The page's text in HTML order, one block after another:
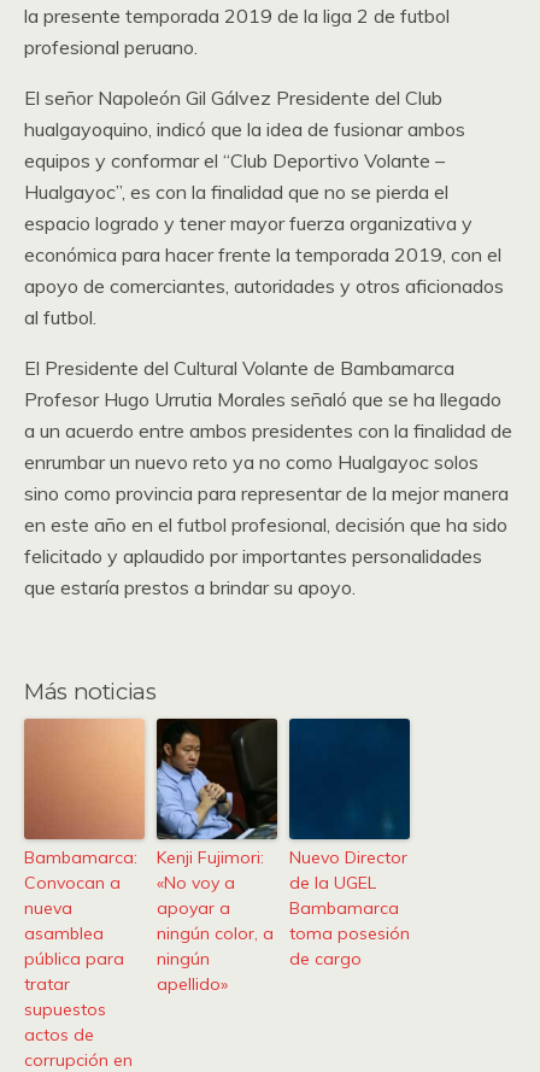
la presente temporada 2019 de la liga 2 de futbol
profesional peruano.
El señor Napoleón Gil Gálvez Presidente del Club
hualgayoquino, indicó que la idea de fusionar ambos
equipos y conformar el “Club Deportivo Volante –
Hualgayoc”, es con la finalidad que no se pierda el
espacio logrado y tener mayor fuerza organizativa y
económica para hacer frente la temporada 2019, con el
apoyo de comerciantes, autoridades y otros aficionados
al futbol.
El Presidente del Cultural Volante de Bambamarca
Profesor Hugo Urrutia Morales señaló que se ha llegado
a un acuerdo entre ambos presidentes con la finalidad de
enrumbar un nuevo reto ya no como Hualgayoc solos
sino como provincia para representar de la mejor manera
en este año en el futbol profesional, decisión que ha sido
felicitado y aplaudido por importantes personalidades
que estaría prestos a brindar su apoyo.
Más noticias
Bambamarca:
Convocan a
nueva
asamblea
pública para
tratar
supuestos
actos de
corrupción en
Kenji Fujimori:
«No voy a
apoyar a
ningún color, a
ningún
apellido»
Nuevo Director
de la UGEL
Bambamarca
toma posesión
de cargo